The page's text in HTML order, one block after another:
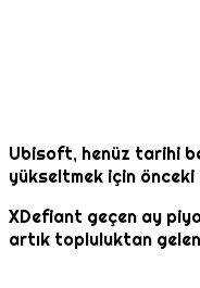
Ubisoft, henüz tarihi
yükseltmek için önceki
XDefiant geçen ay
artık topluluktan